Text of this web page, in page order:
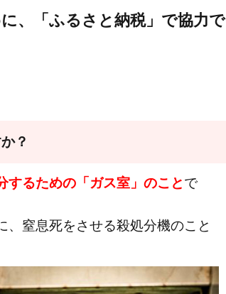
、「ふるさと納税」で協力で
？
するための「ガス室」のことで
、窒息死をさせる殺処分機のこと